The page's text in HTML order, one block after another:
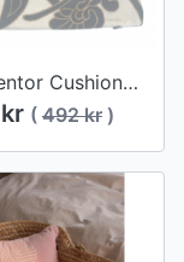
Formentor Cushion pude - Small/Sand
( 492 kr )